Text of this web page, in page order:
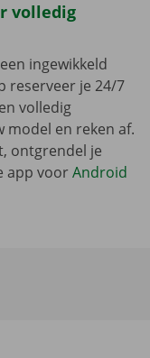
volledig
ingewikkeld
reserveer je 24/7
volledig
model en reken af.
ontgrendel je
app voorAndroid